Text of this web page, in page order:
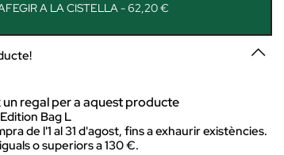
A LA CISTELLA - 62,20 €
regal per a aquest producte
Bag L
de l'1 al 31 d'agost, fins a exhaurir existències.
o superiors a 130 €.